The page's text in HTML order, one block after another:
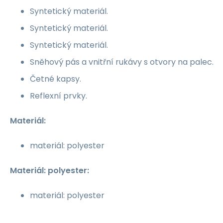
Syntetický materiál.
Syntetický materiál.
Syntetický materiál.
Sněhový pás a vnitřní rukávy s otvory na palec.
Četné kapsy.
Reflexní prvky.
Materiál:
materiál: polyester
Materiál: polyester:
materiál: polyester